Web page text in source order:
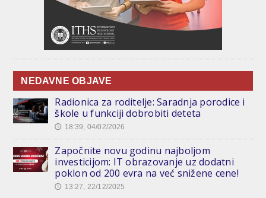
NEDAVNE OBJAVE
Radionica za roditelje: Saradnja porodice i
škole u funkciji dobrobiti deteta
🕔 18:39, 04/02/2026
Započnite novu godinu najboljom
investicijom: IT obrazovanje uz dodatni
poklon od 200 evra na već snižene cene!
🕔 13:27, 22/12/2025